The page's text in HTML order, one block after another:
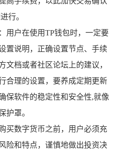
行。
：用户在使用TP钱包时，一定要
置说明，正确设置节点、手续
文档或者社区论坛上的建议，
合理的设置，要养成定期更新
保软件的稳定性和安全性,就像
护罩。
买数字货币之前，用户必须充
险和特点，谨慎地做出投资决